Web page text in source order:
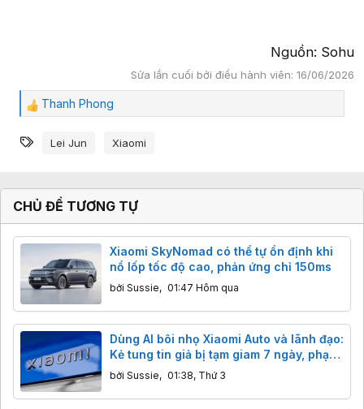
Nguồn: Sohu​
Sửa lần cuối bởi điều hành viên: 16/06/2026
C
m
c
:
Thanh Phong
Từ khóa
Lei Jun Xiaomi
CHỦ ĐỀ TƯƠNG TỰ
Xiaomi SkyNomad có thể tự ổn định khi
nổ lốp tốc độ cao, phản ứng chỉ 150ms
bởi Sussie, 01:47 Hôm qua
Dùng AI bôi nhọ Xiaomi Auto và lãnh đạo:
Kẻ tung tin giả bị tạm giam 7 ngày, phạt
tiền
bởi Sussie, 01:38, Thứ 3